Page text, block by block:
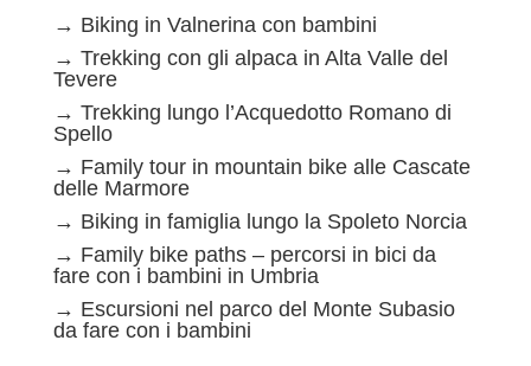
→ Biking in Valnerina con bambini
→ Trekking con gli alpaca in Alta Valle del
Tevere
→ Trekking lungo l’Acquedotto Romano di
Spello
→ Family tour in mountain bike alle Cascate
delle Marmore
→ Biking in famiglia lungo la Spoleto Norcia
→ Family bike paths – percorsi in bici da
fare con i bambini in Umbria
→ Escursioni nel parco del Monte Subasio
da fare con i bambini